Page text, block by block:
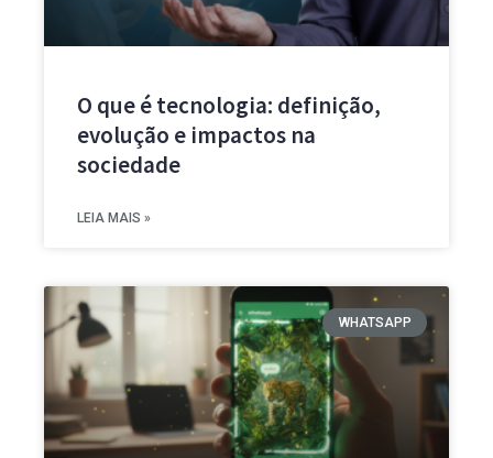
O que é tecnologia: definição,
evolução e impactos na
sociedade
LEIA MAIS »
WHATSAPP